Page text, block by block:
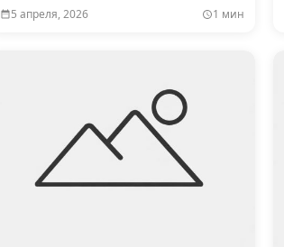
5 апреля, 2026 1 мин